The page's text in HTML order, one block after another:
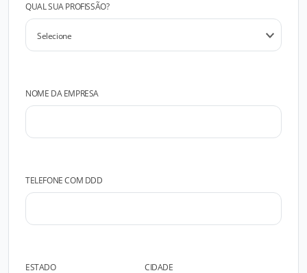
QUAL SUA PROFISSÃO?
NOME DA EMPRESA
TELEFONE COM DDD
ESTADO CIDADE